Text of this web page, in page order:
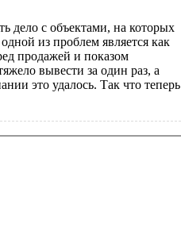
дело с объектами, на которых
из проблем является как
продажей и показом
вывести за один раз, а
это удалось. Так что теперь